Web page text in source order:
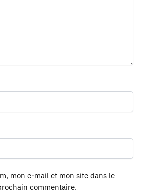
mon e-mail et mon site dans le
commentaire.